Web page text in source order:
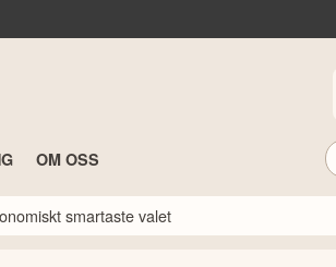
OM OSS
smartaste valet